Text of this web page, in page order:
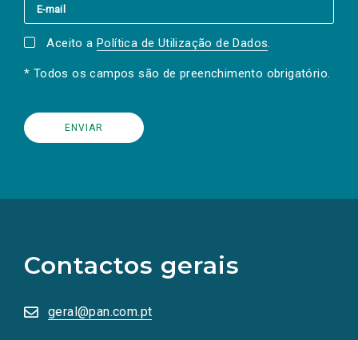
Aceito a Política de Utilização de Dados.
* Todos os campos são de preenchimento obrigatório.
Contactos gerais
geral@pan.com.pt
redes
sociais
numa
nova